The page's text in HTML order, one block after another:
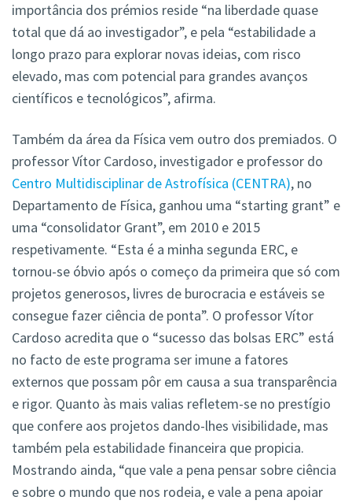
importância dos prémios reside “na liberdade quase
total que dá ao investigador”, e pela “estabilidade a
longo prazo para explorar novas ideias, com risco
elevado, mas com potencial para grandes avanços
científicos e tecnológicos”, afirma.
Também da área da Física vem outro dos premiados. O
professor Vítor Cardoso, investigador e professor do
Centro Multidisciplinar de Astrofísica (CENTRA), no
Departamento de Física, ganhou uma “starting grant” e
uma “consolidator Grant”, em 2010 e 2015
respetivamente. “Esta é a minha segunda ERC, e
tornou-se óbvio após o começo da primeira que só com
projetos generosos, livres de burocracia e estáveis se
consegue fazer ciência de ponta”. O professor Vítor
Cardoso acredita que o “sucesso das bolsas ERC” está
no facto de este programa ser imune a fatores
externos que possam pôr em causa a sua transparência
e rigor. Quanto às mais valias refletem-se no prestígio
que confere aos projetos dando-lhes visibilidade, mas
também pela estabilidade financeira que propicia.
Mostrando ainda, “que vale a pena pensar sobre ciência
e sobre o mundo que nos rodeia, e vale a pena apoiar